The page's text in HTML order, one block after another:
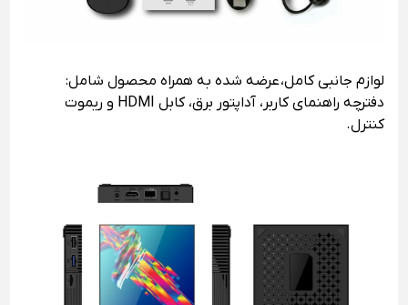
لوازم جانبی کامل، عرضه شده به همراه محصول شامل:
دفترچه راهنمای کاربر، آداپتور برق، کابل HDMI و ریموت
کنترل.